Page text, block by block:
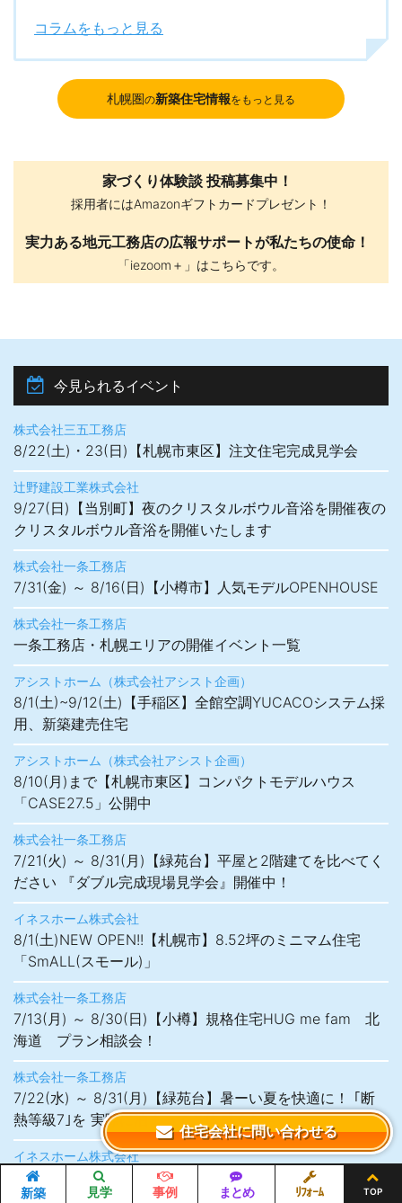
コラムをもっと見る
札幌圏の新築住宅情報をもっと見る
家づくり体験談 投稿募集中！
採用者にはAmazonギフトカードプレゼント！
実力ある地元工務店の広報サポートが私たちの使命！
「iezoom＋」はこちらです。
今見られるイベント
株式会社三五工務店
8/22(土)・23(日)【札幌市東区】注文住宅完成見学会
辻野建設工業株式会社
9/27(日)【当別町】夜のクリスタルボウル音浴を開催夜の
クリスタルボウル音浴を開催いたします
株式会社一条工務店
7/31(金) ～ 8/16(日)【小樽市】人気モデルOPENHOUSE
株式会社一条工務店
一条工務店・札幌エリアの開催イベント一覧
アシストホーム（株式会社アシスト企画）
8/1(土)~9/12(土)【手稲区】全館空調YUCACOシステム採
用、新築建売住宅
アシストホーム（株式会社アシスト企画）
8/10(月)まで【札幌市東区】コンパクトモデルハウス
「CASE27.5」公開中
株式会社一条工務店
7/21(火) ～ 8/31(月)【緑苑台】平屋と2階建てを比べてく
ださい 『ダブル完成現場見学会』開催中！
イネスホーム株式会社
8/1(土)NEW OPEN!!【札幌市】8.52坪のミニマム住宅
「SmALL(スモール)」
株式会社一条工務店
7/13(月) ～ 8/30(日)【小樽】規格住宅HUG me fam 北
海道 プラン相談会！
株式会社一条工務店
7/22(水) ～ 8/31(月)【緑苑台】暑ーい夏を快適に！ ｢断
熱等級7｣を 実際に泊まってご体感ください！
イネスホーム株式会社
開催中【札幌市北区】NEW OPEN!! 欲しかった暮らし、
ぜんぶここに。 モデルハウス「Corea(コレア)」
新築 見学 事例 まとめ ﾘﾌｫｰﾑ TOP
住宅会社に問い合わせる